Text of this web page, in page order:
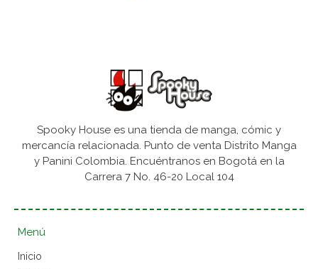
Spooky House es una tienda de manga, cómic y
mercancía relacionada. Punto de venta Distrito Manga
y Panini Colombia. Encuéntranos en Bogotá en la
Carrera 7 No. 46-20 Local 104
Menú
Inicio